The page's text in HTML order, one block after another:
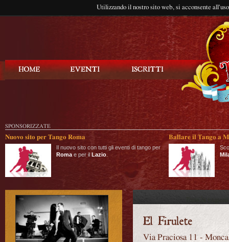
Utilizzando il nostro sito web, si acconsente
SPONSORIZZATE
Nuovo sito per Tango Roma
Il nuovo sito con tutti gli eventi di tango per
Roma e per il Lazio
Ballare il Tango a
Via Praciosa 11 -